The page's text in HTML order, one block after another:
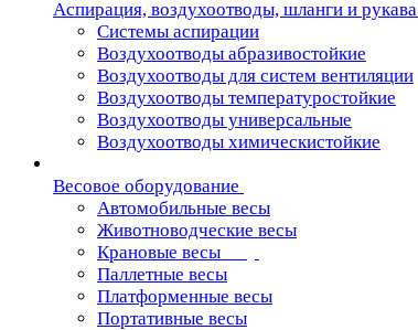
Аспирация, воздухоотводы, шланги и рукава
Системы аспирации
Воздухоотводы абразивостойкие
Воздухоотводы для систем вентиляции
Воздухоотводы температуростойкие
Воздухоотводы универсальные
Воздухоотводы химическистойкие
Весовое оборудование
Автомобильные весы
Животноводческие весы
Крановые весы
Паллетные весы
Платформенные весы
Портативные весы